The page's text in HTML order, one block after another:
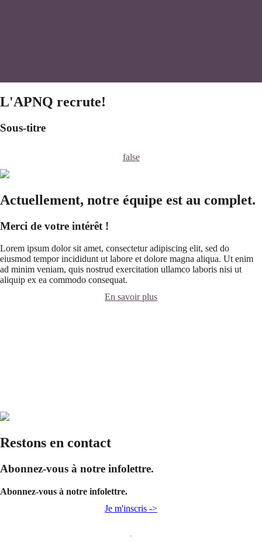
L'APNQ recrute!
Sous-titre
false
Actuellement, notre équipe est au complet.
Merci de votre intérêt !
Lorem ipsum dolor sit amet, consectetur adipiscing elit, sed do
eiusmod tempor incididunt ut labore et dolore magna aliqua. Ut enim
ad minim veniam, quis nostrud exercitation ullamco laboris nisi ut
aliquip ex ea commodo consequat.
En savoir plus
Restons en contact
Abonnez-vous à notre infolettre.
Abonnez-vous à notre infolettre.
Je m'inscris ->